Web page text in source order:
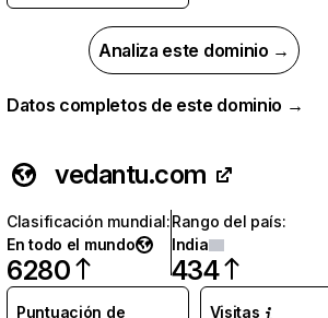
Analiza este dominio →
Datos completos de este dominio →
vedantu.com
Clasificación mundial:
En todo el mundo
6280
Rango del país:
India
434
Puntuación de
Visitas